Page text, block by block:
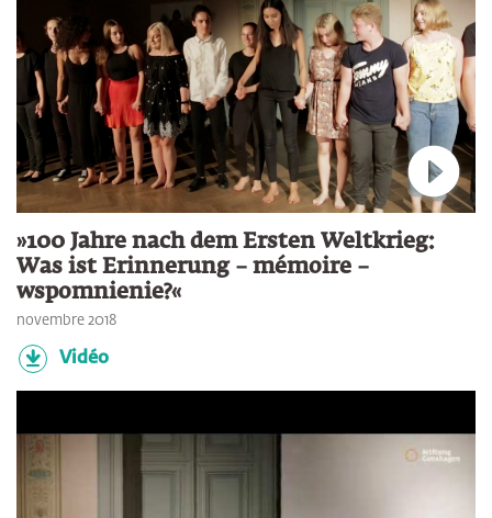
»100 Jahre nach dem Ersten Weltkrieg:
Was ist Erinnerung – mémoire –
wspomnienie?«
novembre 2018
Vidéo